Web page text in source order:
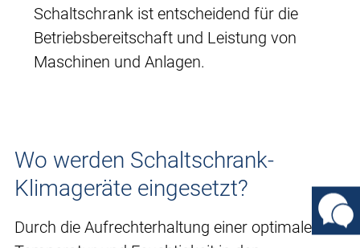
Schaltschrank ist entscheidend für die
Betriebsbereitschaft und Leistung von
Maschinen und Anlagen.
Wo werden Schaltschrank-
Klimageräte eingesetzt?
Durch die Aufrechterhaltung einer optimalen